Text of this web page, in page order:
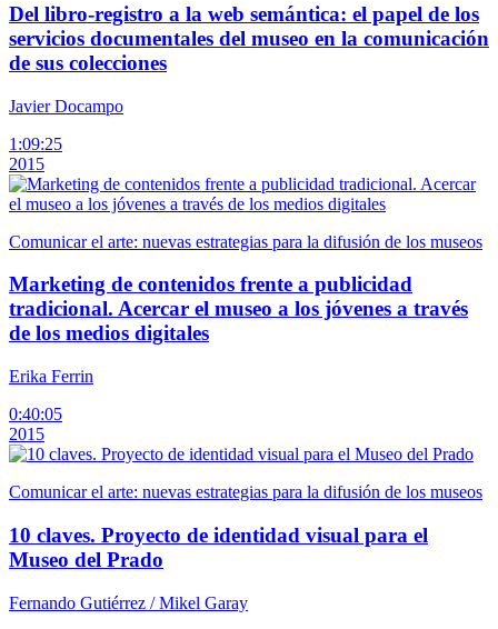
Del libro-registro a la web semántica: el papel de los
servicios documentales del museo en la comunicación
de sus colecciones
Javier Docampo
1:09:25
2015
Comunicar el arte: nuevas estrategias para la difusión de los museos
Marketing de contenidos frente a publicidad
tradicional. Acercar el museo a los jóvenes a través
de los medios digitales
Erika Ferrin
0:40:05
2015
Comunicar el arte: nuevas estrategias para la difusión de los museos
10 claves. Proyecto de identidad visual para el
Museo del Prado
Fernando Gutiérrez / Mikel Garay